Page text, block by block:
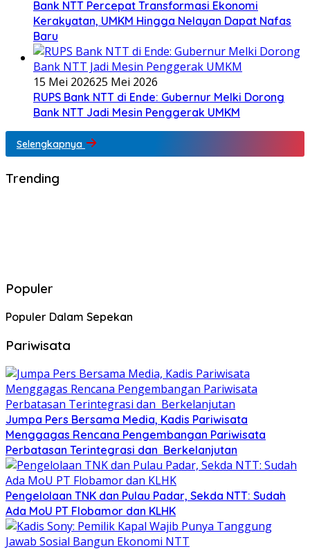
Bank NTT Percepat Transformasi Ekonomi
Kerakyatan, UMKM Hingga Nelayan Dapat Nafas
Baru
15 Mei 202625 Mei 2026
RUPS Bank NTT di Ende: Gubernur Melki Dorong
Bank NTT Jadi Mesin Penggerak UMKM
Selengkapnya
Trending
Populer
Populer Dalam Sepekan
Pariwisata
Jumpa Pers Bersama Media, Kadis Pariwisata
Menggagas Rencana Pengembangan Pariwisata
Perbatasan Terintegrasi dan Berkelanjutan
Pengelolaan TNK dan Pulau Padar, Sekda NTT: Sudah
Ada MoU PT Flobamor dan KLHK